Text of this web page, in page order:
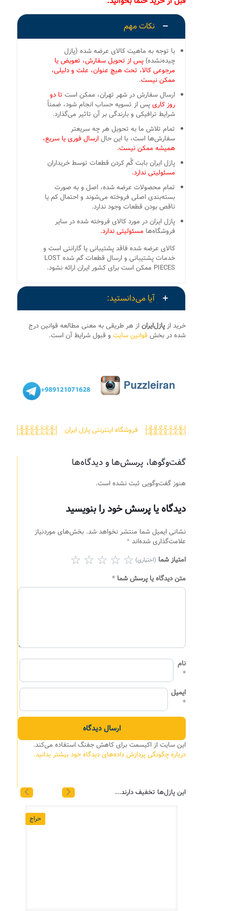
نکات مهم
با توجه به ماهیت کالای عرضه شده (پازل
چیده‌نشده) پس از تحویل سفارش، تعویض یا
مرجوعی کالا، تحت هیچ عنوان، علت و دلیلی،
ممکن نیست.
ارسال سفارش در شهر تهران، ممکن است تا دو
روز کاریپس از تسویه حساب انجام شود، ضمناً
شرایط ترافیکی و بارندگی بر آن تاثیر می‌گذارد.
تمام تلاش ما به تحویل هر چه سریعتر
سفارش‌ها است، با این حالارسال فوری یا سریع،
همیشه ممکن نیست.
پازل ایران بابت گُم کردن قطعات توسط خریداران
مسئولیتی ندارد.
تمام محصولات عرضه شده، اصل و به صورت
بسته‌بندی اصلی فروخته می‌شوند و احتمال کم یا
ناقص بودن قطعات وجود ندارد.
پازل ایران در مورد کالای فروخته شده در سایر
فروشگاه‌ها مسئولیتی ندارد.
کالای عرضه شده فاقد پشتیبانی یا گارانتی است و
خدمات پشتیبانی و ارسال قطعات گم شده LOST
PIECES ممکن است برای کشور ایران ارائه نشود.
آیا می‌دانستید:
خرید از پازل‌ایران از هر طریقی به معنی مطالعه قوانین درج
شده در بخش قوانین سایت و قبول شرایط آن است.
فروشگاه اینترنتی پازل ایران
گفت‌وگوها، پرسش‌ها و دیدگاه‌ها
هنوز گفت‌وگویی ثبت نشده است.
دیدگاه یا پرسش خود را بنویسید
نشانی ایمیل شما منتشر نخواهد شد. بخش‌های موردنیاز
علامت‌گذاری شده‌اند *
امتیاز شما (اختیاری)
متن دیدگاه یا پرسش شما *
نام
*
ایمیل
*
این سایت از اکیسمت برای کاهش جفنگ استفاده می‌کند.
درباره چگونگی پردازش داده‌های دیدگاه خود بیشتر بدانید.
این پازل‌ها تخفیف دارند...
حراج